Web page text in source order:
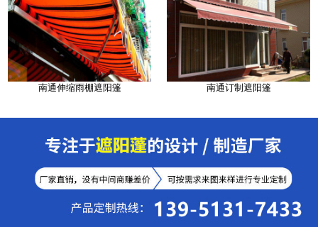
南通伸缩雨棚遮阳篷 南通订制遮阳篷